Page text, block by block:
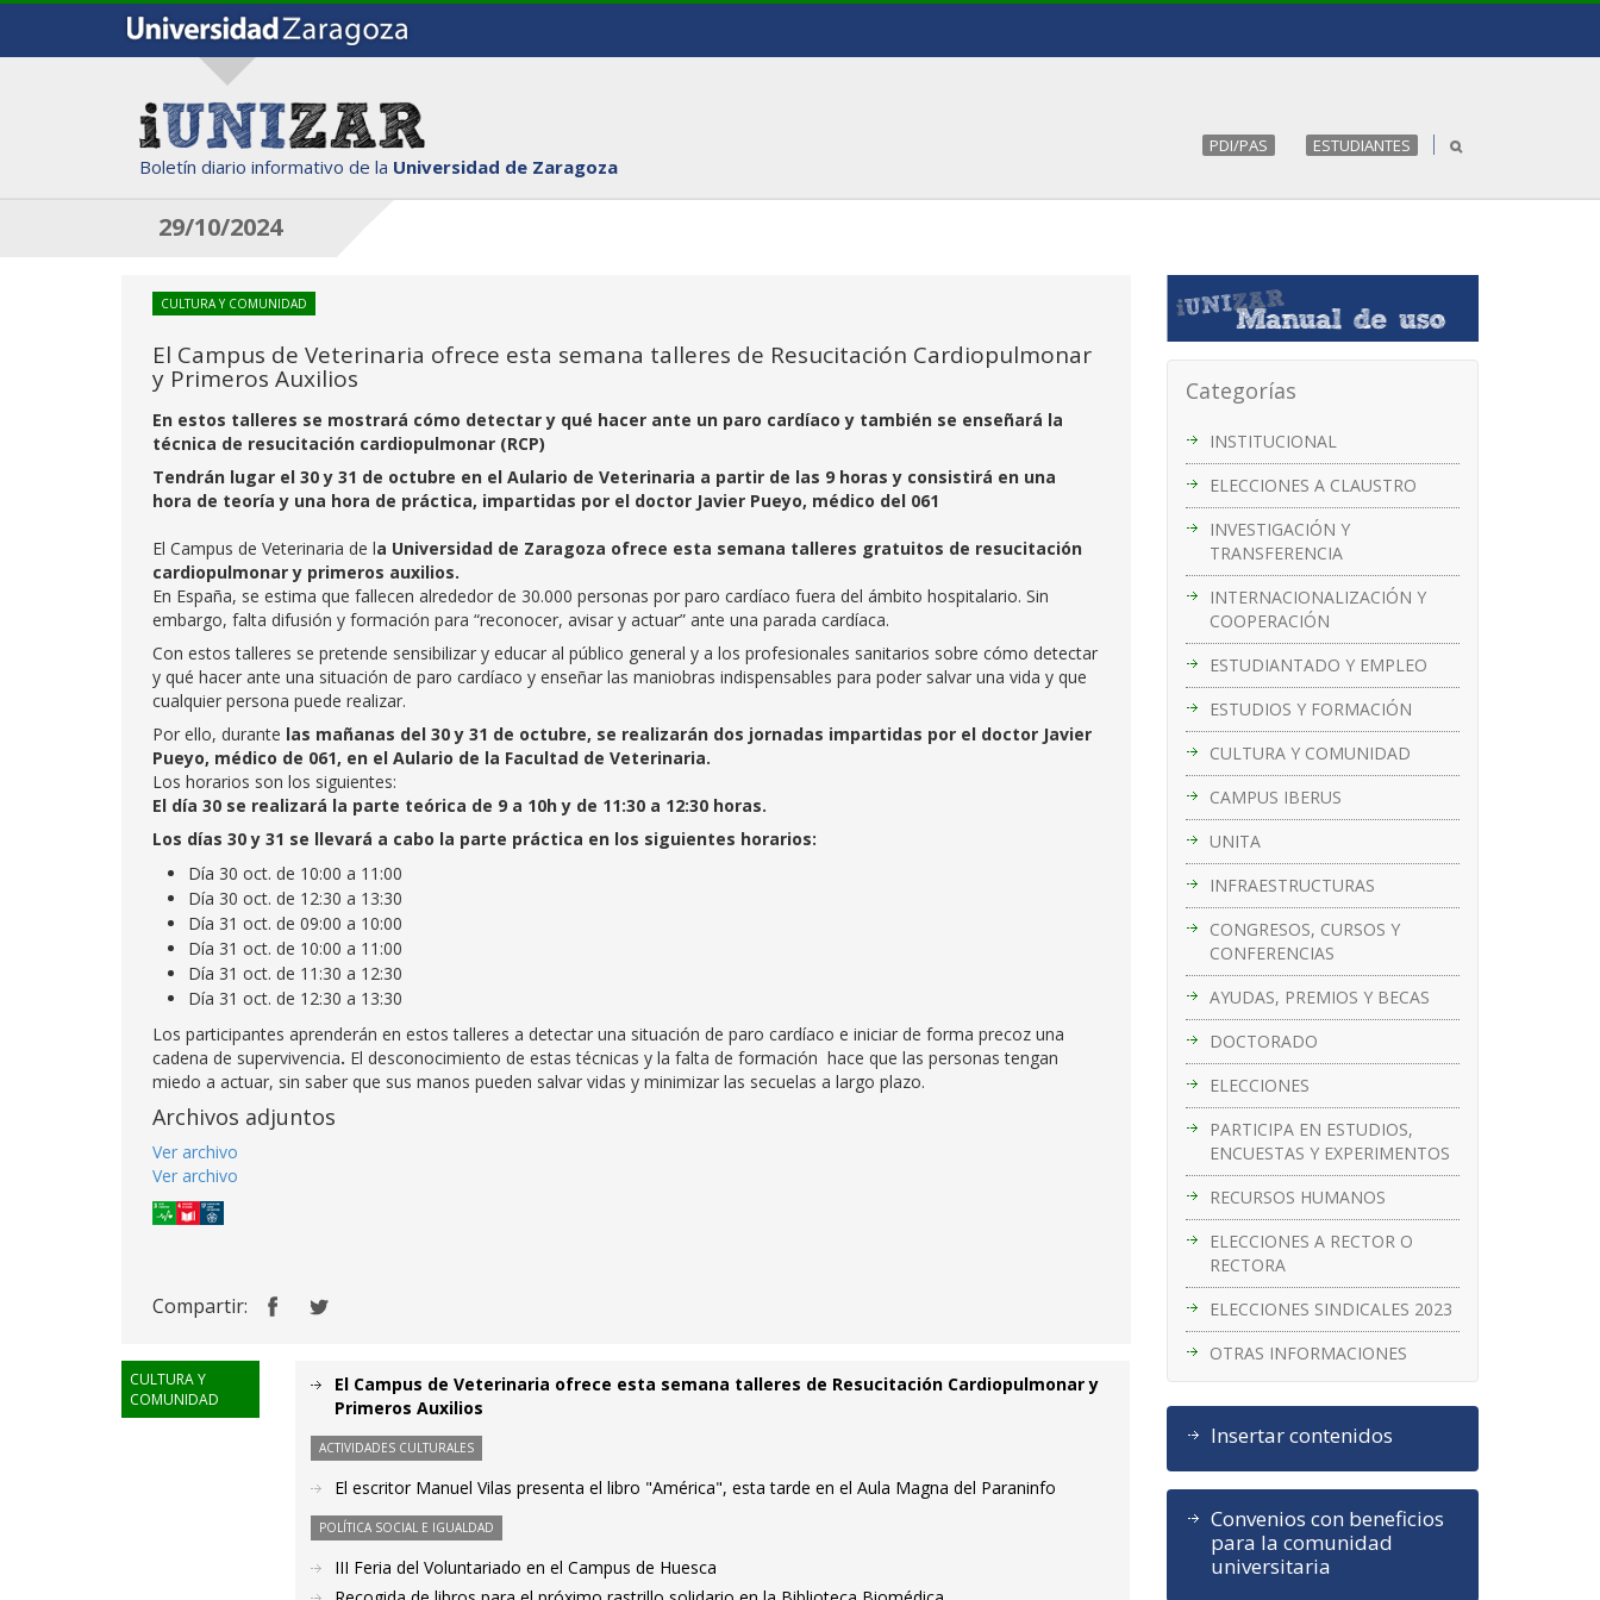
Boletín diario informativo de la Universidad de Zaragoza
PDI/PAS ESTUDIANTES
29/10/2024
Categorías
INSTITUCIONAL
ELECCIONES A CLAUSTRO
INVESTIGACIÓN Y
TRANSFERENCIA
INTERNACIONALIZACIÓN Y
COOPERACIÓN
ESTUDIANTADO Y EMPLEO
ESTUDIOS Y FORMACIÓN
CULTURA Y COMUNIDAD
CAMPUS IBERUS
UNITA
INFRAESTRUCTURAS
CONGRESOS, CURSOS Y
CONFERENCIAS
AYUDAS, PREMIOS Y BECAS
DOCTORADO
ELECCIONES
PARTICIPA EN ESTUDIOS,
ENCUESTAS Y EXPERIMENTOS
RECURSOS HUMANOS
ELECCIONES A RECTOR O
RECTORA
ELECCIONES SINDICALES 2023
OTRAS INFORMACIONES
Insertar contenidos
Convenios con beneficios
para la comunidad
universitaria
CULTURA Y COMUNIDAD
El Campus de Veterinaria ofrece esta semana talleres de Resucitación Cardiopulmonar
y Primeros Auxilios
En estos talleres se mostrará cómo detectar y qué hacer ante un paro cardíaco y también se enseñará la
técnica de resucitación cardiopulmonar (RCP)
Tendrán lugar el 30 y 31 de octubre en el Aulario de Veterinaria a partir de las 9 horas y consistirá en una
hora de teoría y una hora de práctica, impartidas por el doctor Javier Pueyo, médico del 061
El Campus de Veterinaria de la Universidad de Zaragoza ofrece esta semana talleres gratuitos de resucitación
cardiopulmonar y primeros auxilios.
En España, se estima que fallecen alrededor de 30.000 personas por paro cardíaco fuera del ámbito hospitalario. Sin
embargo, falta difusión y formación para “reconocer, avisar y actuar” ante una parada cardíaca.
Con estos talleres se pretende sensibilizar y educar al público general y a los profesionales sanitarios sobre cómo detectar
y qué hacer ante una situación de paro cardíaco y enseñar las maniobras indispensables para poder salvar una vida y que
cualquier persona puede realizar.
Por ello, durante las mañanas del 30 y 31 de octubre, se realizarán dos jornadas impartidas por el doctor Javier
Pueyo, médico de 061, en el Aulario de la Facultad de Veterinaria.
Los horarios son los siguientes:
El día 30 se realizará la parte teórica de 9 a 10h y de 11:30 a 12:30 horas.
Los días 30 y 31 se llevará a cabo la parte práctica en los siguientes horarios:
Día 30 oct. de 10:00 a 11:00
Día 30 oct. de 12:30 a 13:30
Día 31 oct. de 09:00 a 10:00
Día 31 oct. de 10:00 a 11:00
Día 31 oct. de 11:30 a 12:30
Día 31 oct. de 12:30 a 13:30
Los participantes aprenderán en estos talleres a detectar una situación de paro cardíaco e iniciar de forma precoz una
cadena de supervivencia. El desconocimiento de estas técnicas y la falta de formación hace que las personas tengan
miedo a actuar, sin saber que sus manos pueden salvar vidas y minimizar las secuelas a largo plazo.
Archivos adjuntos
Ver archivo
Ver archivo
Compartir:
CULTURA Y
COMUNIDAD
El Campus de Veterinaria ofrece esta semana talleres de Resucitación Cardiopulmonar y
Primeros Auxilios
ACTIVIDADES CULTURALES
El escritor Manuel Vilas presenta el libro "América", esta tarde en el Aula Magna del Paraninfo
POLÍTICA SOCIAL E IGUALDAD
III Feria del Voluntariado en el Campus de Huesca